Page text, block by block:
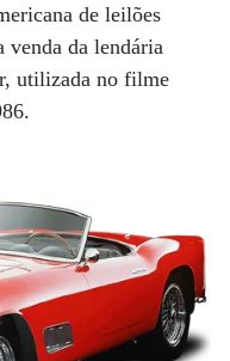
de leilões
venda da lendária
utilizada no filme